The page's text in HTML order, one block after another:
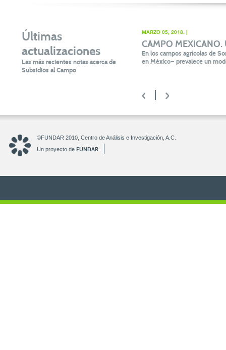
Últimas
actualizaciones
Las más recientes notas acerca de
Subsidios al Campo
MARZO 05, 2018. |
CAMPO
En los campos agrícolas de
en México— prevalece un
< >
©FUNDAR 2010, Centro de Análisis e Investigación, A.C.
Un proyecto de FUNDAR